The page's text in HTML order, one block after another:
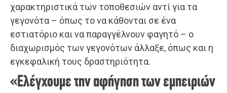
χαρακτηριστικά των τοποθεσιών αντί για τα
γεγονότα – όπως το να κάθονται σε ένα
εστιατόριο και να παραγγέλνουν φαγητό – ο
διαχωρισμός των γεγονότων άλλαξε, όπως και η
εγκεφαλική τους δραστηριότητα.
«Ελέγχουμε την αφήγηση των εμπειριών